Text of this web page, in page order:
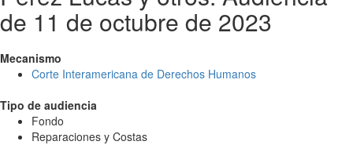
de 11 de octubre de 2023
Mecanismo
Corte Interamericana de Derechos Humanos
Tipo de audiencia
Fondo
Reparaciones y Costas